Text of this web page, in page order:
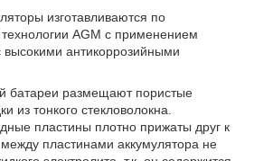
изготавливаются по
AGM с применением
антикоррозийными
батареи размещают пористые
из тонкого стекловолокна.
пластины плотно прижаты друг к
пластинами аккумулятора не